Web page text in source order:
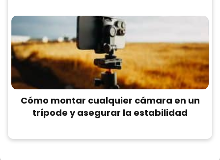
Cómo montar cualquier cámara en un
trípode y asegurar la estabilidad